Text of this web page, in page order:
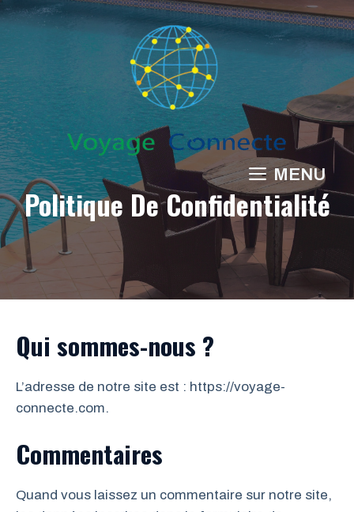
Aller
contenu
MENU
Politique De Confidentialité
Qui sommes-nous ?
L’adresse de notre site est : https://voyage-
connecte.com.
Commentaires
Quand vous laissez un commentaire sur notre site,